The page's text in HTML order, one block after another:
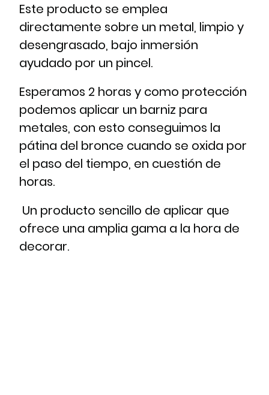
Este producto se emplea
directamente sobre un metal, limpio y
desengrasado, bajo inmersión
ayudado por un pincel.
Esperamos 2 horas y como protección
podemos aplicar un barniz para
metales, con esto conseguimos la
pátina del bronce cuando se oxida por
el paso del tiempo, en cuestión de
horas.
Un producto sencillo de aplicar que
ofrece una amplia gama a la hora de
decorar.